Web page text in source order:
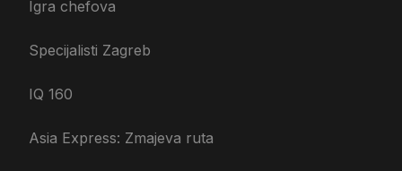
Igra chefova
Specijalisti Zagreb
IQ 160
Asia Express: Zmajeva ruta